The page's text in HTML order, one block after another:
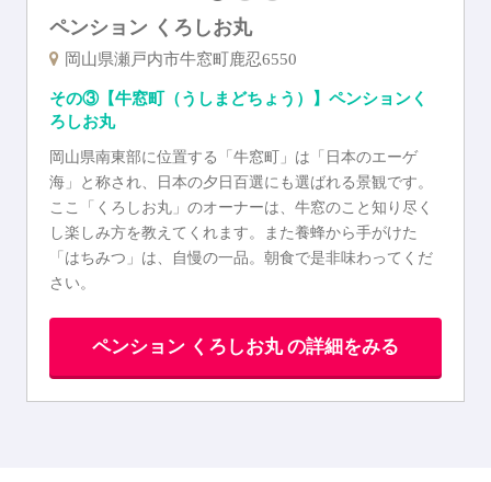
ペンション くろしお丸
岡山県瀬戸内市牛窓町鹿忍6550
その③【牛窓町（うしまどちょう）】ペンションく
ろしお丸
岡山県南東部に位置する「牛窓町」は「日本のエーゲ
海」と称され、日本の夕日百選にも選ばれる景観です。
ここ「くろしお丸」のオーナーは、牛窓のこと知り尽く
し楽しみ方を教えてくれます。また養蜂から手がけた
「はちみつ」は、自慢の一品。朝食で是非味わってくだ
さい。
ペンション くろしお丸 の詳細をみる